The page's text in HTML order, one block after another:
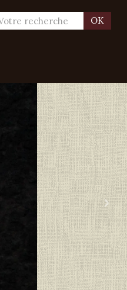
OK
›